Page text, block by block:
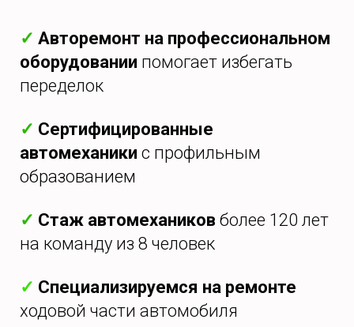
✓ Авторемонт на профессиональном
оборудовании помогает избегать
переделок
✓ Сертифицированные
автомеханики с профильным
образованием
✓ Стаж автомехаников более 120 лет
на команду из 8 человек
✓ Специализируемся на ремонте
ходовой части автомобиля